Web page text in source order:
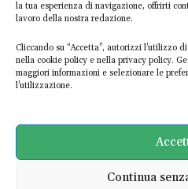
la tua esperienza di navigazione, offrirti
lavoro della nostra redazione.
Cliccando su “Accetta”, autorizzi l’utilizzo
nella cookie policy e nella privacy policy.
maggiori informazioni e selezionare le
l’utilizzazione.
Continua
Riciclo della
riconvoca il tavolo di
giugno
Daniele Di Stefano - 28